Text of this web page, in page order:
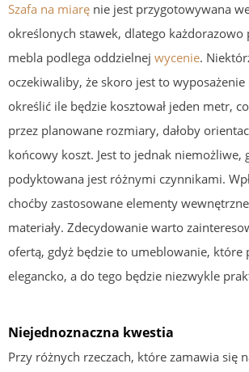
Szafa na miarę nie jest przygotowywana
określonych stawek, dlatego
mebla podlega oddzielnej wycenie.
oczekiwaliby, że skoro jest to
określić ile będzie kosztował jeden metr,
przez planowane rozmiary, dałoby
końcowy koszt. Jest to jednak niemożliwe,
podyktowana jest różnymi czynnikami.
choćby zastosowane elementy
materiały. Zdecydowanie warto
ofertą, gdyż będzie to umeblowanie, które
elegancko, a do tego będzie niezwykle
Niejednoznaczna kwestia
Przy różnych rzeczach, które zamawia się